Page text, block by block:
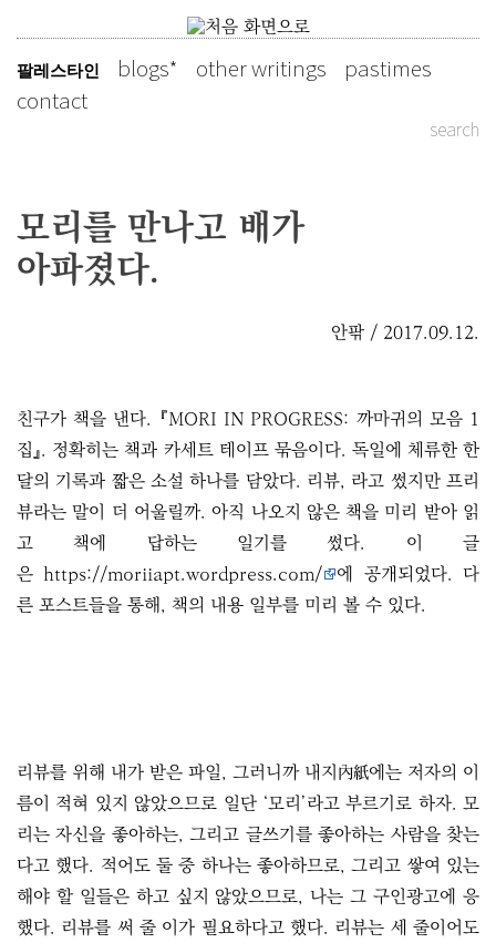
Skip
to
content
slowly as possible
팔레스타인 blogs other writings
pastimes
contact
search
모리를 만나고 배가
아파졌다.
안팎 / 2017.09.12.
친구가 책을 낸다. 『MORI IN PROGRESS: 까마귀의 모음 1
집』. 정확히는 책과 카세트 테이프 묶음이다. 독일에 체류한 한
달의 기록과 짧은 소설 하나를 담았다. 리뷰, 라고 썼지만 프리
뷰라는 말이 더 어울릴까. 아직 나오지 않은 책을 미리 받아 읽
고 책에 답하는 일기를 썼다. 이 글
은 https://moriiapt.wordpress.com/ 에 공개되었다. 다
른 포스트들을 통해, 책의 내용 일부를 미리 볼 수 있다.
리뷰를 위해 내가 받은 파일, 그러니까 내지內紙에는 저자의 이
름이 적혀 있지 않았으므로 일단 ‘모리’라고 부르기로 하자. 모
리는 자신을 좋아하는, 그리고 글쓰기를 좋아하는 사람을 찾는
다고 했다. 적어도 둘 중 하나는 좋아하므로, 그리고 쌓여 있는
해야 할 일들은 하고 싶지 않았으므로, 나는 그 구인광고에 응
했다. 리뷰를 써 줄 이가 필요하다고 했다. 리뷰는 세 줄이어도